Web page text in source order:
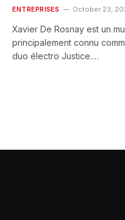
ENTREPRISES October 23,
Xavier De Rosnay est un
principalement connu
duo électro Justice.…